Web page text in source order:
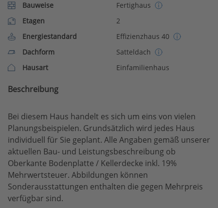
Bauweise
Fertighaus
Etagen
2
Energiestandard
Effizienzhaus 40
Dachform
Satteldach
Hausart
Einfamilienhaus
Beschreibung
Bei diesem Haus handelt es sich um eins von vielen
Planungsbeispielen. Grundsätzlich wird jedes Haus
individuell für Sie geplant. Alle Angaben gemäß unserer
aktuellen Bau- und Leistungsbeschreibung ob
Oberkante Bodenplatte / Kellerdecke inkl. 19%
Mehrwertsteuer. Abbildungen können
Sonderausstattungen enthalten die gegen Mehrpreis
verfügbar sind.